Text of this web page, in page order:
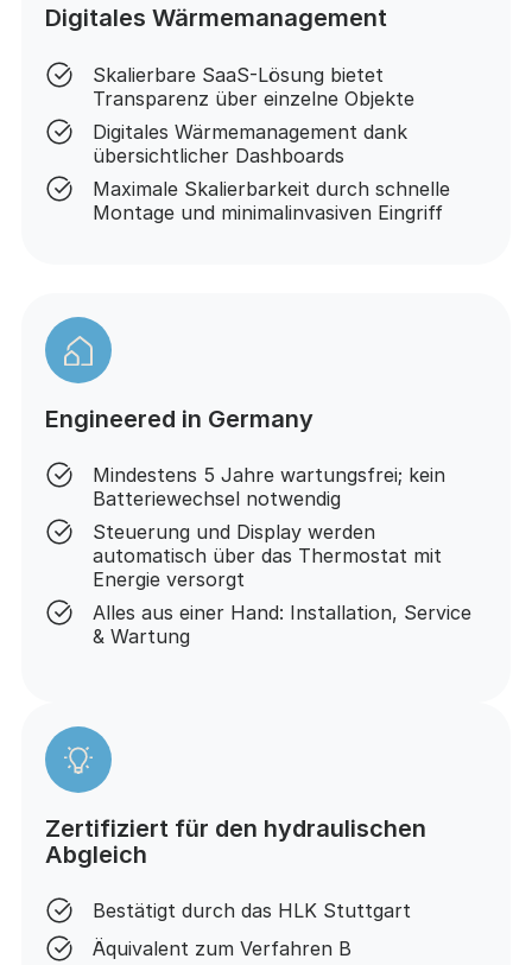
Digitales Wärmemanagement
Skalierbare SaaS-Lösung bietet
Transparenz über einzelne Objekte
Digitales Wärmemanagement dank
übersichtlicher Dashboards
Maximale Skalierbarkeit durch schnelle
Montage und minimalinvasiven Eingriff
Engineered in Germany
Mindestens 5 Jahre wartungsfrei; kein
Batteriewechsel notwendig
Steuerung und Display werden
automatisch über das Thermostat mit
Energie versorgt
Alles aus einer Hand: Installation, Service
& Wartung
Zertifiziert für den hydraulischen
Abgleich
Bestätigt durch das HLK Stuttgart
Äquivalent zum Verfahren B